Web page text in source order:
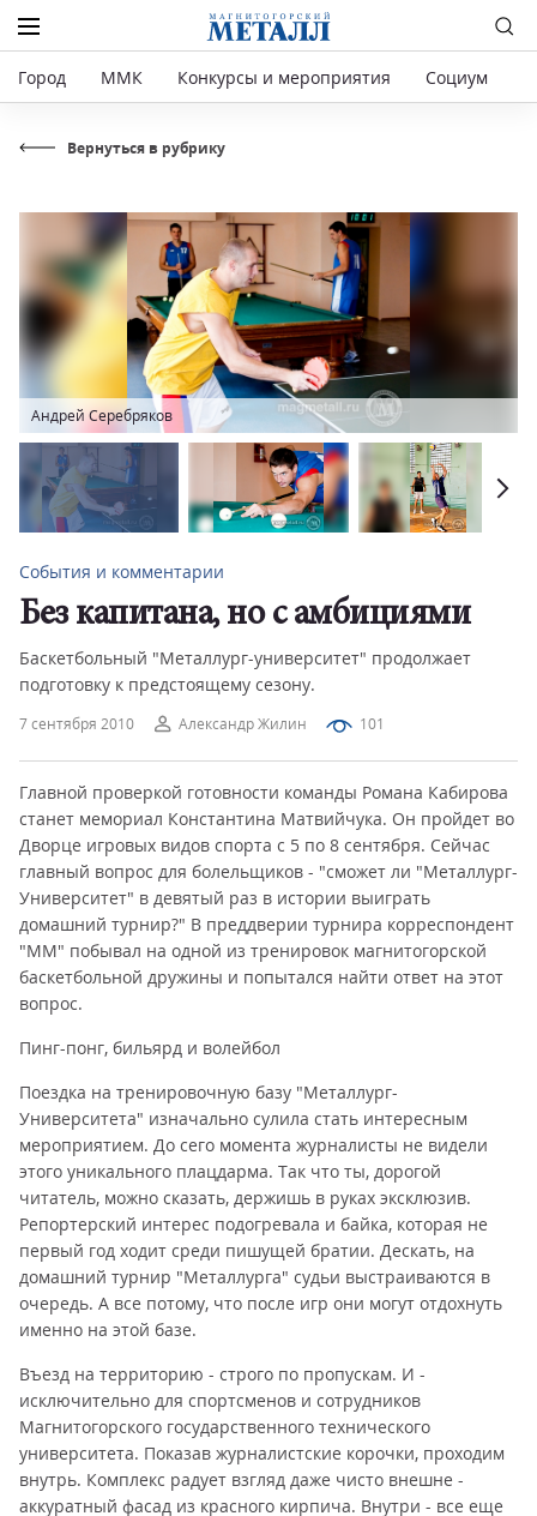
Город ММК Конкурсы и мероприятия Социум
Вернуться в рубрику
7 сентября 2010 Александр Жилин 101
События и комментарии
Без капитана, но с амбициями
Баскетбольный "Металлург-университет" продолжает
подготовку к предстоящему сезону.
Андрей Серебряков
Главной проверкой готовности команды Романа Кабирова
станет мемориал Константина Матвийчука. Он пройдет во
Дворце игровых видов спорта с 5 по 8 сентября. Сейчас
главный вопрос для болельщиков - "сможет ли "Металлург-
Университет" в девятый раз в истории выиграть
домашний турнир?" В преддверии турнира корреспондент
"ММ" побывал на одной из тренировок магнитогорской
баскетбольной дружины и попытался найти ответ на этот
вопрос.
Пинг-понг, бильярд и волейбол
Поездка на тренировочную базу "Металлург-
Университета" изначально сулила стать интересным
мероприятием. До сего момента журналисты не видели
этого уникального плацдарма. Так что ты, дорогой
читатель, можно сказать, держишь в руках эксклюзив.
Репортерский интерес подогревала и байка, которая не
первый год ходит среди пишущей братии. Дескать, на
домашний турнир "Металлурга" судьи выстраиваются в
очередь. А все потому, что после игр они могут отдохнуть
именно на этой базе.
Въезд на территорию - строго по пропускам. И -
исключительно для спортсменов и сотрудников
Магнитогорского государственного технического
университета. Показав журналистские корочки, проходим
внутрь. Комплекс радует взгляд даже чисто внешне -
аккуратный фасад из красного кирпича. Внутри - все еще